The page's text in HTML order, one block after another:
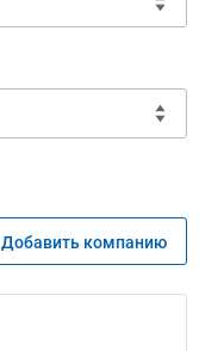
Добавить компанию